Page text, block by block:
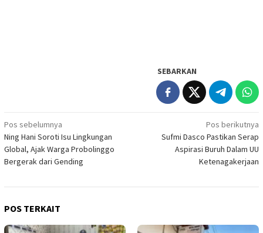
SEBARKAN
Navigasi
pos
Pos sebelumnya
Ning Hani Soroti Isu Lingkungan
Global, Ajak Warga Probolinggo
Bergerak dari Gending
Pos berikutnya
Sufmi Dasco Pastikan Serap
Aspirasi Buruh Dalam UU
Ketenagakerjaan
POS TERKAIT